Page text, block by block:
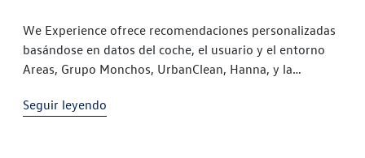
We Experience ofrece recomendaciones personalizadas
basándose en datos del coche, el usuario y el entorno
Areas, Grupo Monchos, UrbanClean, Hanna, y la
ofertas se podrá acceder desde
Seguir leyendo